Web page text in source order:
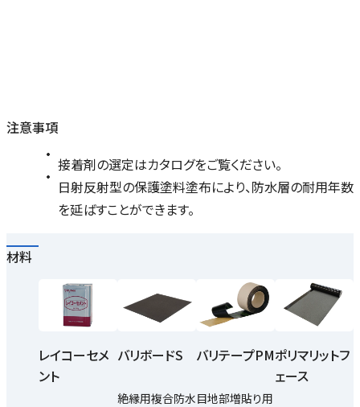
注意事項
接着剤の選定はカタログをご覧ください。
日射反射型の保護塗料塗布により、防水層の耐用年数
を延ばすことができます。
材料
レイコーセメ
ント
バリボードS
絶縁用複合防水
バリテープPM
目地部増貼り用
ポリマリットフ
ェース